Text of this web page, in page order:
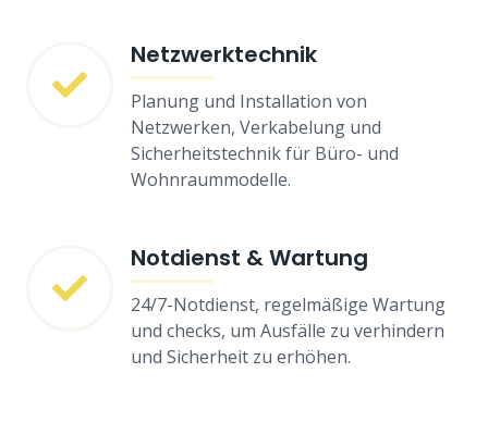
Netzwerktechnik
Planung und Installation von
Netzwerken, Verkabelung und
Sicherheitstechnik für Büro- und
Wohnraummodelle.
Notdienst & Wartung
24/7-Notdienst, regelmäßige Wartung
und checks, um Ausfälle zu verhindern
und Sicherheit zu erhöhen.